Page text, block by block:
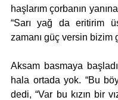
haşlarım çorbanın
“Sarı yağ da eritirim
zamanı güç versin bizim
Aksam basmaya
hala ortada yok. “Bu
dedi, “Var bu kızın bir